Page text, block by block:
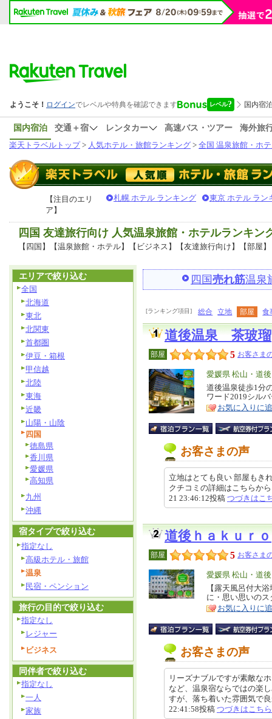
国内宿泊 交通＋宿 レンタカー 高速バス・ツアー
海外旅
楽天トラベルトップ> 人気ホテル・旅館ランキング > 全国 温泉旅館・ホ
【注目のエリ
ア】
札幌 ホテル ランキング 東京 ホテル ラン
四国 友達旅行向け 人気温泉旅館・ホテルランキン
【四国】【温泉旅館・ホテル】【ビジネス】【友達旅行向け】【部屋】
四国売れ筋温泉
[ランキング項目] 総合 立地 部屋 食
道後温泉 茶玻瑠
部屋 5 お客さま
エ
リ
ア
愛媛県 松山・道後
特
徴
道後温泉徒歩1分
ワード2019シル
お気に入りに
お客さまの声
立地はとても良い 部屋もき
クチコミの詳細はこちらか
21 23:46:12投稿 つづきはこ
道後ｈａｋｕｒｏ
部屋 5 お客さま
エ
リ
ア
愛媛県 松山・道後
特
徴
【露天風呂付大
に・思い思いのス
お気に入りに
お客さまの声
リーズナブルですが素敵な
など、温泉宿ならではの楽
すが、落ち着いた雰囲気で
22:41:58投稿 つづきはこちら
エリアで絞り込む
全国
北海道
東北
北関東
首都圏
伊豆・箱根
甲信越
北陸
東海
近畿
山陽・山陰
四国
徳島県
香川県
愛媛県
高知県
九州
沖縄
宿タイプで絞り込む
指定なし
高級ホテル・旅館
温泉
民宿・ペンション
旅行の目的で絞り込む
指定なし
レジャー
ビジネス
同伴者で絞り込む
指定なし
一人
家族